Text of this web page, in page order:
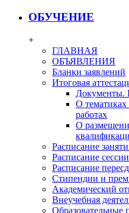
ОБУЧЕНИЕ
+
ГЛАВНАЯ
ОБЪЯВЛЕНИЯ
Бланки заявлений
Итоговая
Документы.
О
работах
О
Расписание
Расписание сессии
Расписание
Стипендии и
Академический
Внеучебная
Образовательные